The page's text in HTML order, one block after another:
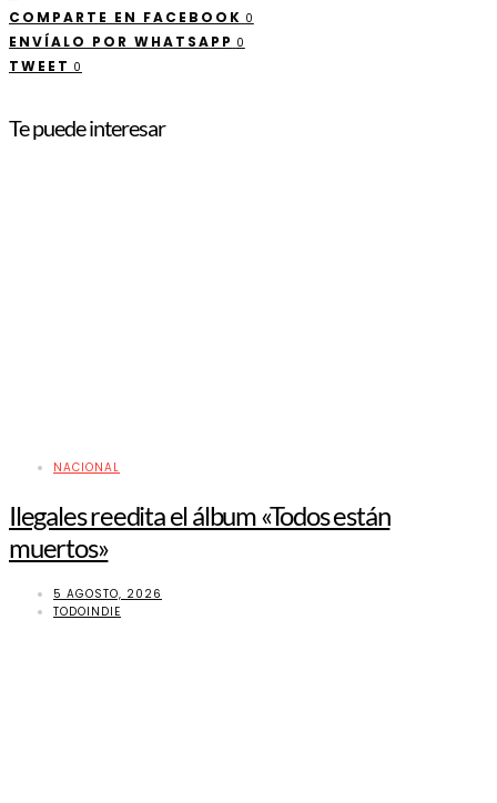
COMPARTE EN FACEBOOK 0
ENVÍALO POR WHATSAPP 0
TWEET 0
Te puede interesar
NACIONAL
Ilegales reedita el álbum «Todos están
muertos»
5 AGOSTO, 2026
TODOINDIE